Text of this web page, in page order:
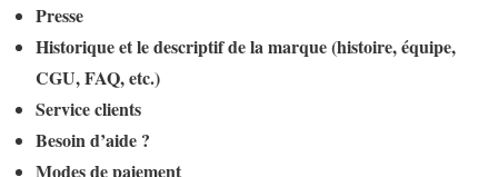
Presse
Historique et le descriptif de la marque (histoire, équipe,
CGU, FAQ, etc.)
Service clients
Besoin d’aide ?
Modes de paiement